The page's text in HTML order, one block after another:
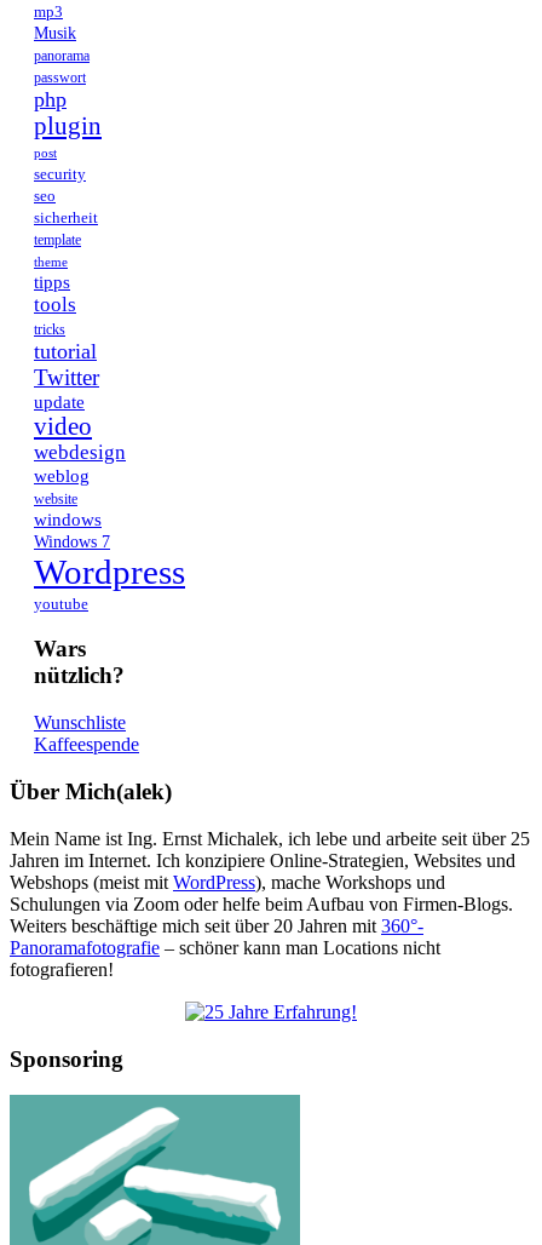
mp3
Musik
panorama
passwort
php
plugin
post
security
seo
sicherheit
template
theme
tipps
tools
tricks
tutorial
Twitter
update
video
webdesign
weblog
website
windows
Windows 7
Wordpress
youtube
Wars
nützlich?
Wunschliste
Kaffeespende
Über Mich(alek)
Mein Name ist Ing. Ernst Michalek, ich lebe und arbeite seit über 25
Jahren im Internet. Ich konzipiere Online-Strategien, Websites und
Webshops (meist mit WordPress), mache Workshops und
Schulungen via Zoom oder helfe beim Aufbau von Firmen-Blogs.
Weiters beschäftige mich seit über 20 Jahren mit 360°-
Panoramafotografie – schöner kann man Locations nicht
fotografieren!
Sponsoring